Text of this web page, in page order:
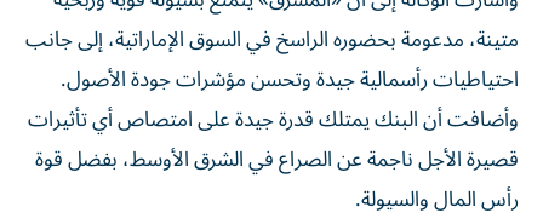
متينة، مدعومة بحضوره الراسخ في السوق الإماراتية، إلى جانب
احتياطيات رأسمالية جيدة وتحسن مؤشرات جودة الأصول.
وأضافت أن البنك يمتلك قدرة جيدة على امتصاص أي تأثيرات
قصيرة الأجل ناجمة عن الصراع في الشرق الأوسط، بفضل قوة
رأس المال والسيولة.